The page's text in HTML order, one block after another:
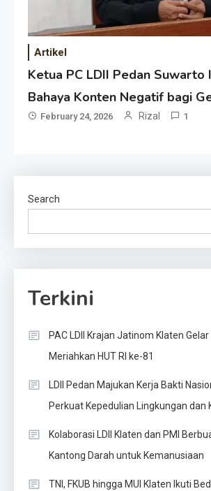
Artikel
Ketua PC LDII Pedan Suwarto
Bahaya Konten Negatif bagi
February 24, 2026 Rizal 1
Search
Terkini
PAC LDII Krajan Jatinom Klaten
Meriahkan HUT RI ke-81
LDII Pedan Majukan Kerja Bakti
Perkuat Kepedulian Lingkungan dan
Kolaborasi LDII Klaten dan PMI
Kantong Darah untuk Kemanusiaan
TNI, FKUB hingga MUI Klaten Ikuti